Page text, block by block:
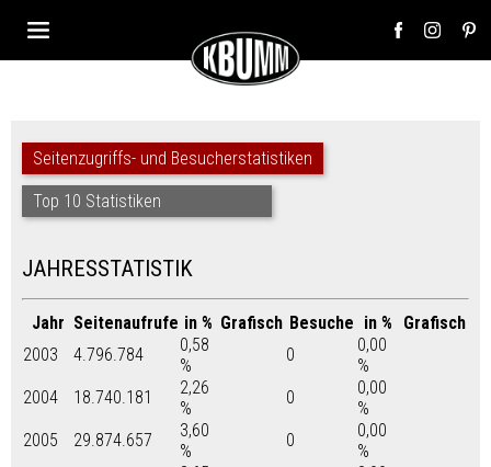
Seitenzugriffs- und Besucherstatistiken
Top 10 Statistiken
JAHRESSTATISTIK
Jahr Seitenaufrufe in % Grafisch Besuche in %
Grafisch
2003
4.796.784
0,58
%
0
0,00
%
2004
18.740.181
2,26
%
0
0,00
%
2005
29.874.657
3,60
%
0
0,00
%